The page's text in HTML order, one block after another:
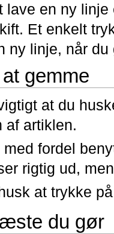
lave en ny
Et enkelt
ny linje, når
gemme
at du
af artiklen.
med fordel
rigtig ud,
at trykke
du gør